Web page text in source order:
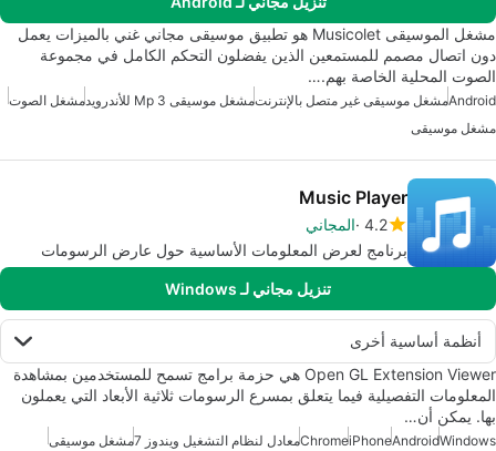
مشغل الموسيقى Musicolet هو تطبيق موسيقى مجاني غني بالميزات يعمل
دون اتصال مصمم للمستمعين الذين يفضلون التحكم الكامل في مجموعة
الصوت المحلية الخاصة بهم.…
Androidمشغل موسيقى غير متصل بالإنترنتمشغل موسيقى Mp 3 للأندرويد
مشغل الصوت
مشغل موسيقى
Music Player
4.2 المجاني
برنامج لعرض المعلومات الأساسية حول عارض الرسومات
تنزيل مجاني لـ Windows
أنظمة أساسية أخرى
Open GL Extension Viewer هي حزمة برامج تسمح للمستخدمين بمشاهدة
المعلومات التفصيلية فيما يتعلق بمسرع الرسومات ثلاثية الأبعاد التي يعملون
بها. يمكن أن…
Windows
Android
iPhone
Chromeمعادل لنظام التشغيل ويندوز 7
مشغل موسيقى